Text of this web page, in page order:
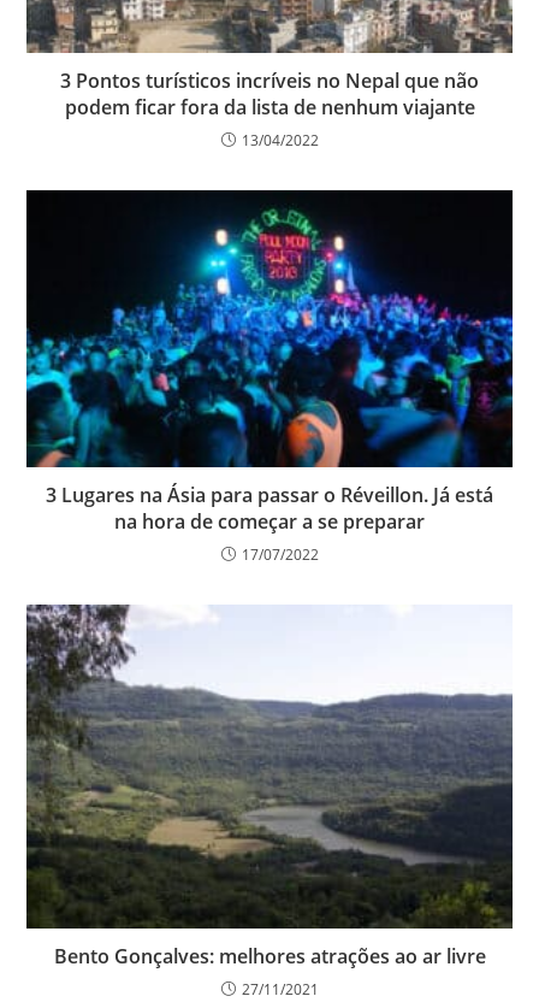
3 Pontos turísticos incríveis no Nepal que não
podem ficar fora da lista de nenhum viajante
13/04/2022
3 Lugares na Ásia para passar o Réveillon. Já está
na hora de começar a se preparar
17/07/2022
Bento Gonçalves: melhores atrações ao ar livre
27/11/2021